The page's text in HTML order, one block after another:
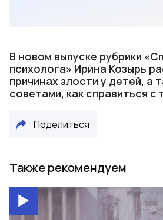
В новом выпуске рубрики
психолога» Ирина Козырь
причинах злости у детей, а
советами, как справиться с
Поделиться
Также рекомендуем